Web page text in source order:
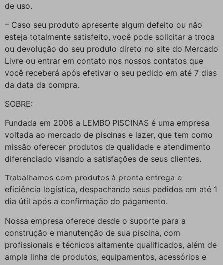
de uso.
– Caso seu produto apresente algum defeito ou não
esteja totalmente satisfeito, você pode solicitar a troca
ou devolução do seu produto direto no site do Mercado
Livre ou entrar em contato nos nossos contatos que
você receberá após efetivar o seu pedido em até 7 dias
da data da compra.
SOBRE:
Fundada em 2008 a LEMBO PISCINAS é uma empresa
voltada ao mercado de piscinas e lazer, que tem como
missão oferecer produtos de qualidade e atendimento
diferenciado visando a satisfações de seus clientes.
Trabalhamos com produtos à pronta entrega e
eficiência logística, despachando seus pedidos em até 1
dia útil após a confirmação do pagamento.
Nossa empresa oferece desde o suporte para a
construção e manutenção de sua piscina, com
profissionais e técnicos altamente qualificados, além de
ampla linha de produtos, equipamentos, acessórios e